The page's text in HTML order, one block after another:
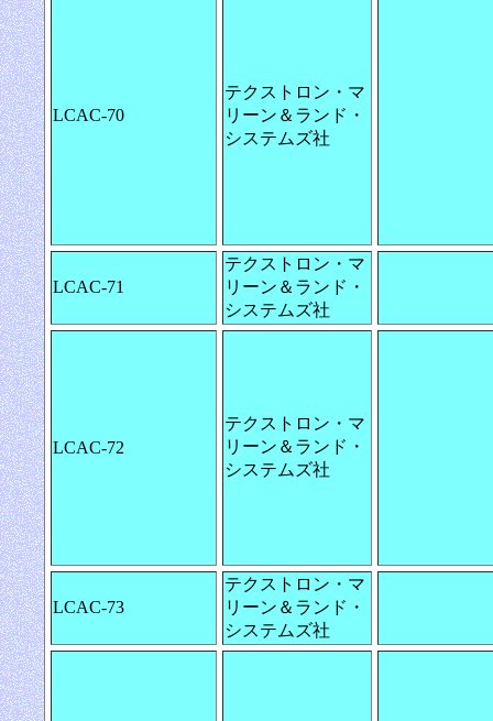
LCAC-70
テクストロン・マ
リーン＆ランド・
システムズ社
LCAC-71
テクストロン・マ
リーン＆ランド・
システムズ社
LCAC-72
テクストロン・マ
リーン＆ランド・
システムズ社
LCAC-73
テクストロン・マ
リーン＆ランド・
システムズ社